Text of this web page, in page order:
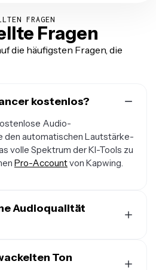
FRAGEN
Fragen
die häufigsten Fragen, die
kostenlos?
Audio-
den automatischen Lautstärke-
volle Spektrum der KI-Tools zu
Pro-Accountvon Kapwing.
Audioqualität
verbessern. Zunächst
Ton